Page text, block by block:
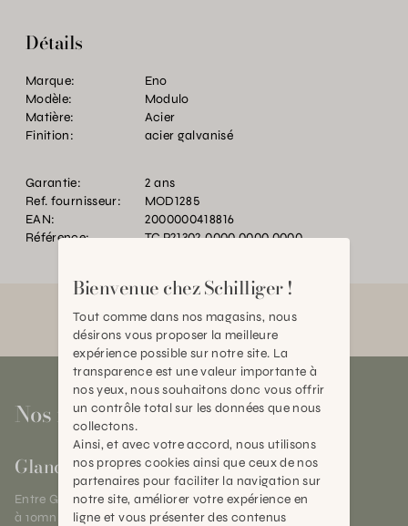
Détails
Marque:
Eno
Modèle:
Modulo
Matière:
Acier
Finition:
acier galvanisé
Garantie:
2 ans
Ref. fournisseur:
MOD1285
EAN:
2000000418816
Référence:
TC.P21302.0000.0000.0000
Nos magasins
Gland
Entre Genève et Lausanne,
à 10mn de Nyon
Bienvenue chez Schilliger !
Tout comme dans nos magasins, nous
désirons vous proposer la meilleure
expérience possible sur notre site. La
transparence est une valeur importante à
nos yeux, nous souhaitons donc vous offrir
un contrôle total sur les données que nous
collectons.
Ainsi, et avec votre accord, nous utilisons
nos propres cookies ainsi que ceux de nos
partenaires pour faciliter la navigation sur
notre site, améliorer votre expérience en
ligne et vous présenter des contenus